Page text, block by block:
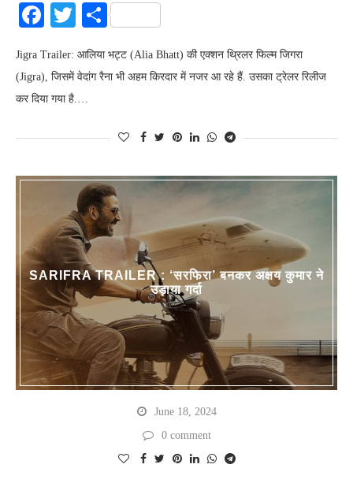
Facebook
Twitter
Share
Jigra Trailer: आलिया भट्ट (Alia Bhatt) की एक्शन थ्रिलर फिल्म जिगरा
(Jigra), जिसमें वेदांग रैना भी अहम किरदार में नजर आ रहे हैं. उसका ट्रेलर रिलीज
कर दिया गया है.…
SARIFRA TRAILER : ‘सरफिरा’ बनकर अक्षय कुमार ने
उड़ाया गर्दा
June 18, 2024
0 comment